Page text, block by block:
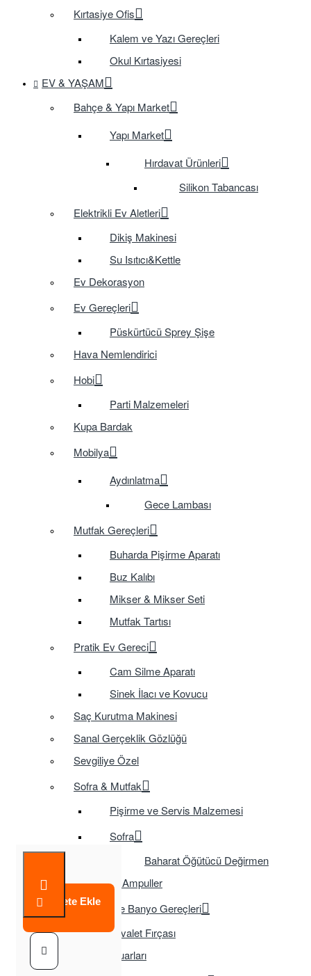
Kırtasiye Ofis
Kalem ve Yazı Gereçleri
Okul Kırtasiyesi
EV & YAŞAM
Bahçe & Yapı Market
Yapı Market
Hırdavat Ürünleri
Silikon Tabancası
Elektrikli Ev Aletleri
Dikiş Makinesi
Su Isıtıcı&Kettle
Ev Dekorasyon
Ev Gereçleri
Püskürtücü Sprey Şişe
Hava Nemlendirici
Hobi
Parti Malzemeleri
Kupa Bardak
Mobilya
Aydınlatma
Gece Lambası
Mutfak Gereçleri
Buharda Pişirme Aparatı
Buz Kalıbı
Mikser & Mikser Seti
Mutfak Tartısı
Pratik Ev Gereci
Cam Silme Aparatı
Sinek İlacı ve Kovucu
Saç Kurutma Makinesi
Sanal Gerçeklik Gözlüğü
Sevgiliye Özel
Sofra & Mutfak
Pişirme ve Servis Malzemesi
Sofra
Baharat Öğütücü Değirmen
Tasarruflu Ampuller
Temizlik ve Banyo Gereçleri
Tuvalet Fırçası
TV Aksesuarları
Sepete Ekle